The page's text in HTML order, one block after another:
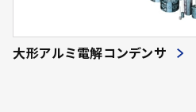
大形アルミ電解コンデンサ